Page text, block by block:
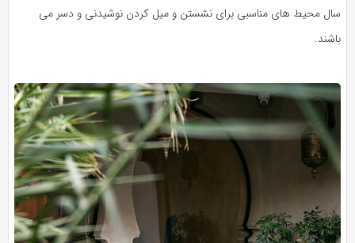
سال محیط های مناسبی برای نشستن و میل کردن نوشیدنی و دسر می
باشند.